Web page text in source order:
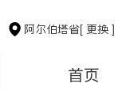
阿尔伯塔省[ 更换 ]
首页